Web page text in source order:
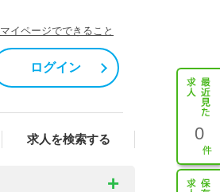
マイページでできること
ログイン
求人を検索する 0